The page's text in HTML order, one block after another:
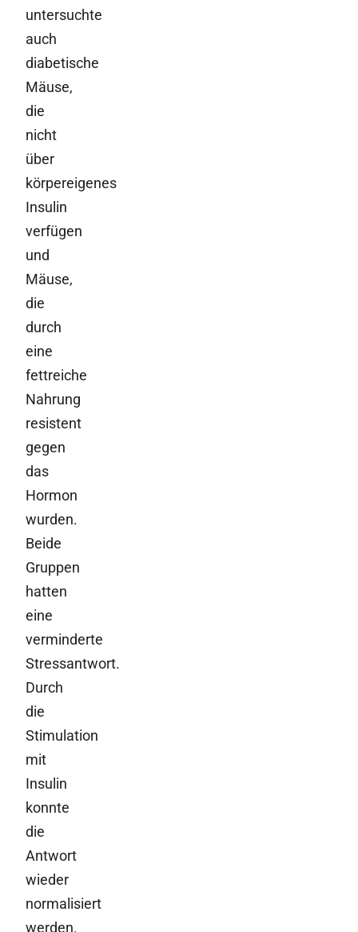
untersuchte
auch
diabetische
Mäuse,
die
nicht
über
körpereigenes
Insulin
verfügen
und
Mäuse,
die
durch
eine
fettreiche
Nahrung
resistent
gegen
das
Hormon
wurden.
Beide
Gruppen
hatten
eine
verminderte
Stressantwort.
Durch
die
Stimulation
mit
Insulin
konnte
die
Antwort
wieder
normalisiert
werden.